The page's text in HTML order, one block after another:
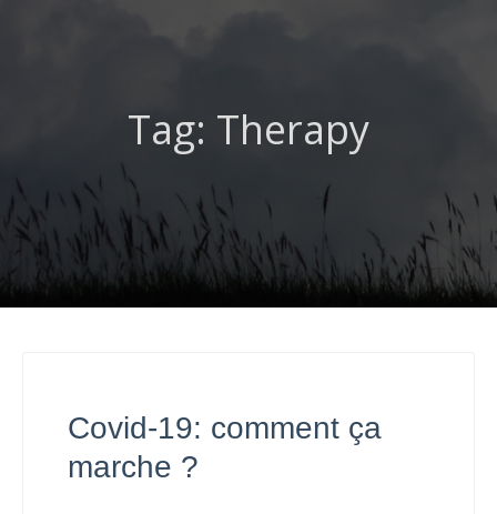
Tag: Therapy
Covid-19: comment ça
marche ?